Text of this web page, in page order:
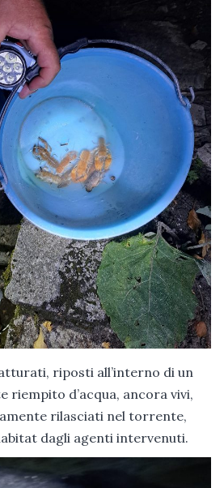
riposti all’interno di un
riempito d’acqua, ancora vivi,
rilasciati nel torrente,
dagli agenti intervenuti.